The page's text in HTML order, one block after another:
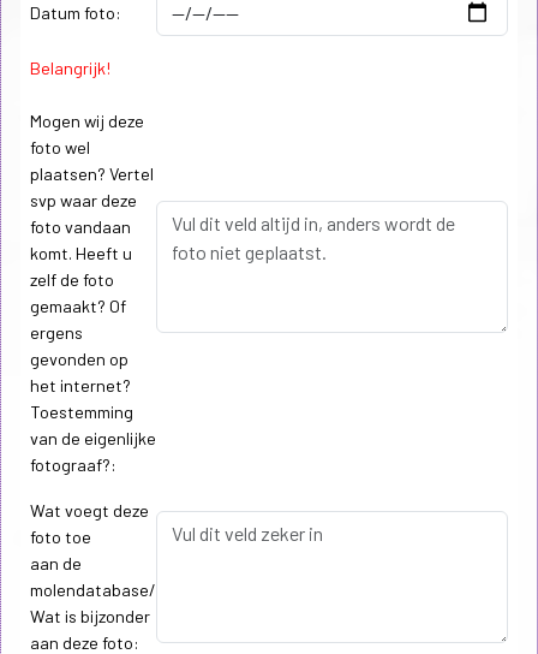
Datum foto:
Belangrijk!
Mogen wij deze
foto wel
plaatsen? Vertel
svp waar deze
foto vandaan
komt. Heeft u
zelf de foto
gemaakt? Of
ergens
gevonden op
het internet?
Toestemming
van de eigenlijke
fotograaf?:
Wat voegt deze
foto toe
aan de
molendatabase/
Wat is bijzonder
aan deze foto: